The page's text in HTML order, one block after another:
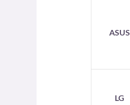
ASUS
LG